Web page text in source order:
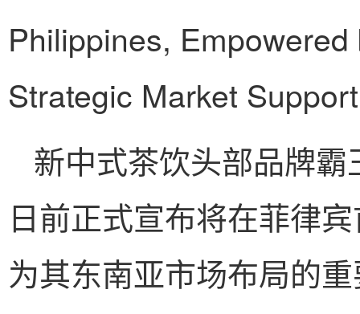
Philippines,
Strategic Market Support
新中式茶饮头部品牌
日前正式宣布将在菲律
为其东南亚市场布局的